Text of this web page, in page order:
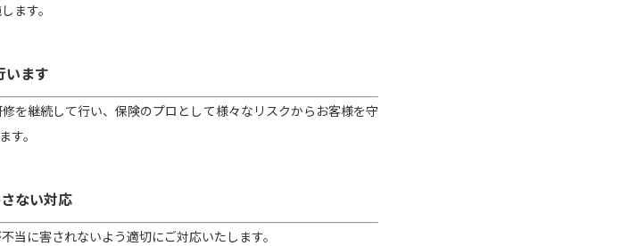
ます。
います
を継続して行い、保険のプロとして様々なリスクからお客様を守
す。
ない対応
当に害されないよう適切にご対応いたします。